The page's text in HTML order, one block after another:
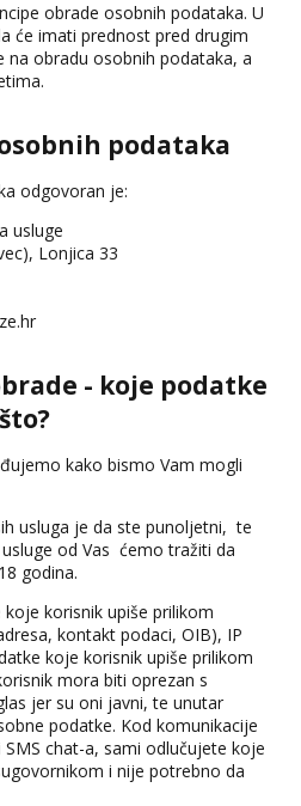
obrade osobnih podataka. U
će imati prednost pred drugim
obradu osobnih podataka, a
podataka
odgovoran je:
usluge
Lonjica 33
- koje podatke
kako bismo Vam mogli
usluga je da ste punoljetni, te
od Vas ćemo tražiti da
godina.
korisnik upiše prilikom
kontakt podaci, OIB), IP
koje korisnik upiše prilikom
mora biti oprezan s
jer su oni javni, te unutar
podatke. Kod komunikacije
chat-a, sami odlučujete koje
i nije potrebno da